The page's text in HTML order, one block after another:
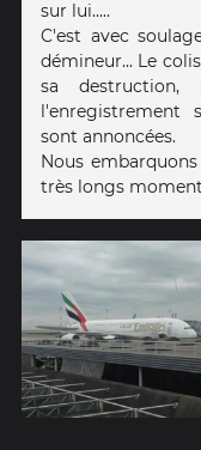
sur lui.....
C'est avec
démineur... Le
sa destruction,
l'enregistrement
sont annoncées.
Nous
très longs